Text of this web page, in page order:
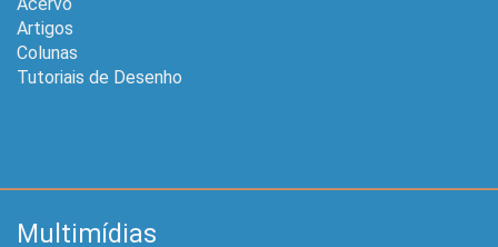
Artigos
Colunas
Tutoriais de Desenho
Multimídias